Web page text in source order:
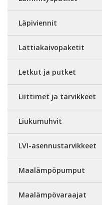
Läpiviennit
Lattiakaivopaketit
Letkut ja putket
Liittimet ja tarvikkeet
Liukumuhvit
LVI-asennustarvikkeet
Maalämpöpumput
Maalämpövaraajat